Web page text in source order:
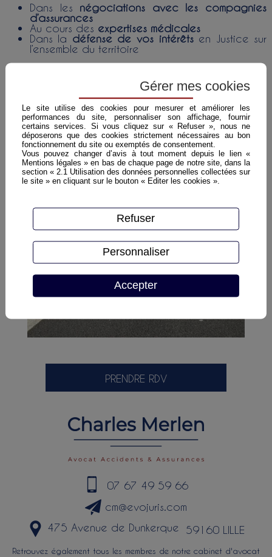
Dans les négociations avec les compagnies
d’assurances
Au cours des expertises médicales
Dans la défense de vos intérêtsen Justice sur
l’ensemble du territoire
Notre expérience en matière d’
indemnisation des
victimes d’accident de la circulation
et en droit des
assurances vous assurerons une défense optimale
de vos droits et la meilleure indemnisation possible.
PRENDRE RDV
07 67 49 59 66
cm@evojuris.com
475 Avenue de Dunkerque
59160 LILLE
Retrouvez également tous les membres de notre cabinet d'avocat
Gérer mes cookies
Le site utilise des cookies pour mesurer et améliorer les
performances du site, personnaliser son affichage, fournir
certains services. Si vous cliquez sur « Refuser », nous ne
déposerons que des cookies strictement nécessaires au bon
fonctionnement du site ou exemptés de consentement.
Vous pouvez changer d’avis à tout moment depuis le lien «
Mentions légales » en bas de chaque page de notre site, dans la
section « 2.1 Utilisation des données personnelles collectées sur
le site » en cliquant sur le bouton « Editer les cookies ».
Accepter
Refuser
Personnaliser